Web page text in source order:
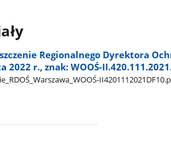
Regionalnego Dyrektora
2022 r., znak: WOOŚ-